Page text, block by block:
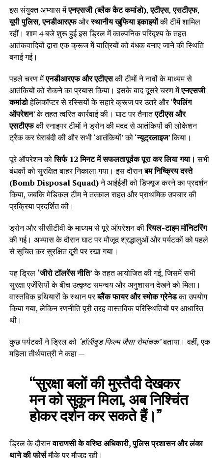
इस संयुक्त अभ्यास मेंएनएसजी (ब्लैक कैट कमांडो),एटीएस,एसटीएफ,
यूपी पुलिस,एनडीआरएफऔरस्थानीय खुफिया इकाइयोंकी टीमें शामिल
रहीं। शाम 4 बजे शुरू हुई इस ड्रिल में काल्पनिक परिदृश्य के तहत
आतंकवादियों द्वारा एक क्रूज में यात्रियों को बंधक बनाए जाने की स्थिति
बनाई गई।
पहले चरण मेंएनडीआरएफ और एटीएसकी टीमों ने नावों के माध्यम से
आतंकियों को रोकने का प्रयास किया। इसके बाद दूसरे चरण मेंएनएसजी
कमांडोहेलिकॉप्टर से रस्सियों के सहारे क्रूज पर उतरे और ‘रैपलिंग
ऑपरेशन’ के तहत त्वरित कार्रवाई की। घाट पर तैनातएटीएस और
एसटीएफकी स्नाइपर टीमों ने ड्रोन की मदद से आतंकियों की लोकेशन
ट्रैक कर घेराबंदी की और सभी ‘आतंकियों’ को ‘न्यूट्रलाइज’ किया।
पूरे ऑपरेशन कोसिर्फ 12 मिनट में सफलतापूर्वक पूरा कर लिया गया। सभी
बंधकों को सुरक्षित बाहर निकाला गया। इस दौरानबम निष्क्रिय दस्ते
(Bomb Disposal Squad)ने आईईडी को डिफ्यूज करने का प्रदर्शन
किया, जबकि मेडिकल टीम ने तत्काल राहत और प्राथमिक उपचार की
प्रक्रिया प्रदर्शित की।
ड्रोन और सीसीटीवी के माध्यम से पूरे ऑपरेशन कीरियल-टाइम मॉनिटरिंग
की गई। अभ्यास के दौरान घाट पर मौजूद श्रद्धालुओं और पर्यटकों को पहले
से सूचित कर सुरक्षित दूरी पर रखा गया।
यह ड्रिल ‘जीरो टॉलरेंस नीति’के तहत आयोजित की गई, जिसमें सभी
सुरक्षा एजेंसियों के बीच उत्कृष्ट समन्वय और अनुशासन देखने को मिला।
वास्तविक हथियारों के स्थान परब्लैंक फायर और स्मोक ग्रेनेडका उपयोग
किया गया, लेकिन रणनीति पूरी तरह वास्तविक परिस्थितियों पर आधारित
थी।
कुछ पर्यटकों ने ड्रिल को ‘हॉलीवुड फिल्म जैसा रोमांचक’बताया। वहीं, एक
महिला तीर्थयात्री ने कहा —
“सुरक्षा बलों की मुस्तैदी देखकर
मन को सुकून मिला, अब निश्चिंत
होकर दर्शन कर सकते हैं।”
ड्रिल के दौरानवाराणसी के वरिष्ठ अधिकारी, पुलिस प्रशासन और लंका
थाने की फोर्समौके पर मौजूद रही।